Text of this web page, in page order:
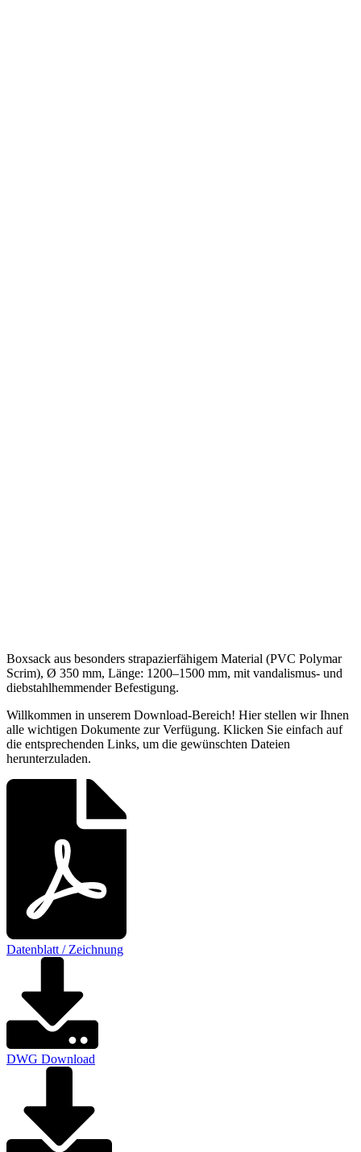
Boxsack aus besonders strapazierfähigem Material (PVC Polymar
Scrim), Ø 350 mm, Länge: 1200–1500 mm, mit vandalismus- und
diebstahlhemmender Befestigung.
Willkommen in unserem Download-Bereich! Hier stellen wir Ihnen
alle wichtigen Dokumente zur Verfügung. Klicken Sie einfach auf
die entsprechenden Links, um die gewünschten Dateien
herunterzuladen.
Datenblatt / Zeichnung
DWG Download